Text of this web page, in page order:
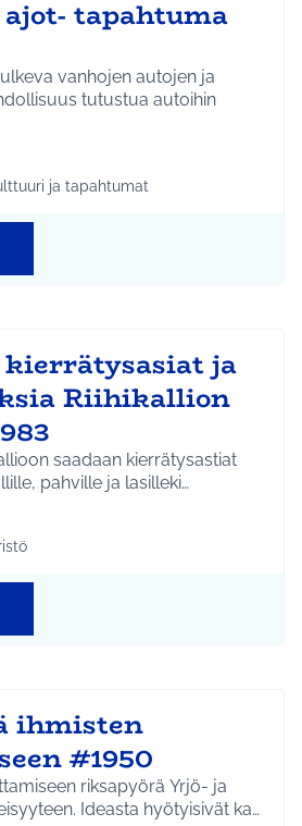
tapahtuma
vanhojen autojen ja
tutustua autoihin
mukaan: Koko Tuusula
tulokset teeman mukaan: Kulttuuri ja
ja tapahtumat
ja
Riihikallion
saadaan kierrätysastiat
pahville ja lasilleki…
mukaan: Riihikallio
teeman mukaan: Ympäristö
ihmisten
#1950
riksapyörä Yrjö- ja
Hanna-säätiön läheisyyteen. Ideasta hyötyisivät ka…